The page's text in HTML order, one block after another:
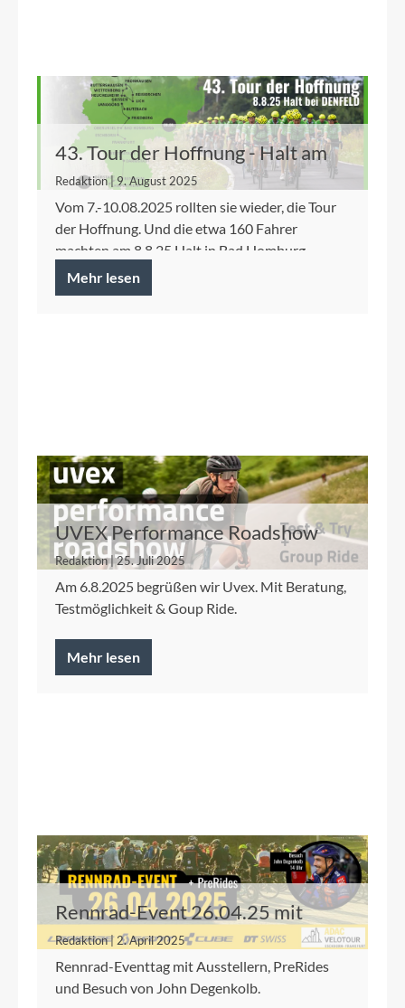
43. Tour der Hoffnung - Halt am
8.8.25 bei DENFELD
Redaktion | 9. August 2025
Vom 7.-10.08.2025 rollten sie wieder, die Tour
der Hoffnung. Und die etwa 160 Fahrer
machten am 8.8.25 Halt in Bad Homburg.
Mehr lesen
UVEX Performance Roadshow
Redaktion | 25. Juli 2025
Am 6.8.2025 begrüßen wir Uvex. Mit Beratung,
Testmöglichkeit & Goup Ride.
Mehr lesen
Rennrad-Event 26.04.25 mit
PreRides der Velotour
Redaktion | 2. April 2025
Rennrad-Eventtag mit Ausstellern, PreRides
und Besuch von John Degenkolb.